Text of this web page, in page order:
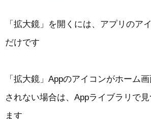
「拡大鏡」を開くには、アプリのア
だけです
「拡大鏡」Appのアイコンがホーム
されない場合は、Appライブラリで
ます